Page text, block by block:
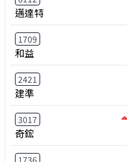
邁達特
1709
和益
2421
建準
3017
奇鋐
1736